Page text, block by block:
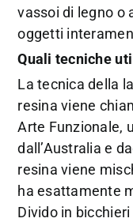
vassoi di legno o
oggetti
Quali tecniche
La tecnica della
resina viene
Arte Funzionale,
dall’Australia e
resina viene
ha esattamente
Divido in